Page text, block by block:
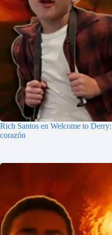
Rich Santos en Welcome to
corazón